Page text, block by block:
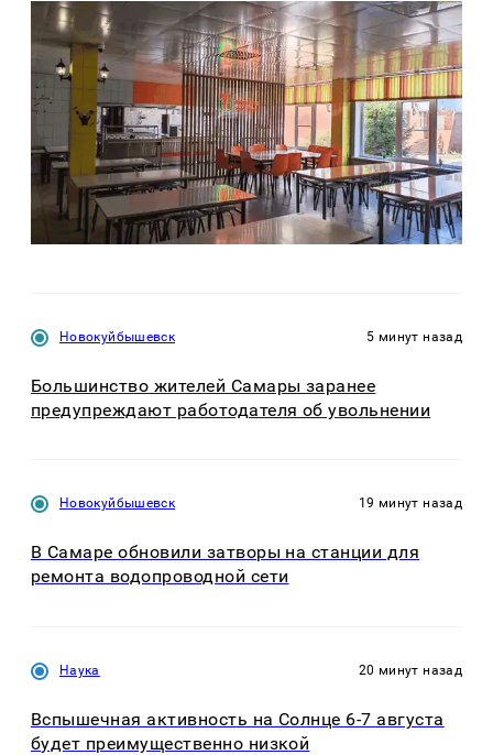
Новокуйбышевск 5 минут назад
Большинство жителей Самары заранее
предупреждают работодателя об увольнении
Новокуйбышевск 19 минут назад
В Самаре обновили затворы на станции для
ремонта водопроводной сети
Наука 20 минут назад
Вспышечная активность на Солнце 6-7 августа
будет преимущественно низкой